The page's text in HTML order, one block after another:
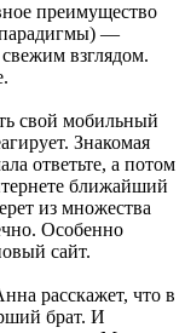
преимущество
—
взглядом.
свой мобильный
Знакомая
ответьте, а потом
ближайший
из множества
Особенно
сайт.
расскажет, что в
брат. И